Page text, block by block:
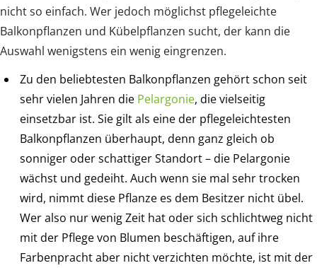
nicht so einfach. Wer jedoch möglichst pflegeleichte
Balkonpflanzen und Kübelpflanzen sucht, der kann die
Auswahl wenigstens ein wenig eingrenzen.
Zu den beliebtesten Balkonpflanzen gehört schon seit
sehr vielen Jahren die Pelargonie, die vielseitig
einsetzbar ist. Sie gilt als eine der pflegeleichtesten
Balkonpflanzen überhaupt, denn ganz gleich ob
sonniger oder schattiger Standort – die Pelargonie
wächst und gedeiht. Auch wenn sie mal sehr trocken
wird, nimmt diese Pflanze es dem Besitzer nicht übel.
Wer also nur wenig Zeit hat oder sich schlichtweg nicht
mit der Pflege von Blumen beschäftigen, auf ihre
Farbenpracht aber nicht verzichten möchte, ist mit der